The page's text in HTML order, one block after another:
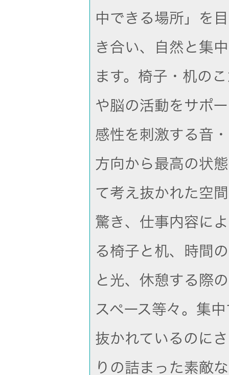
中できる場所」を
き合い、自然と集
ます。椅子・机の
や脳の活動をサポ
感性を刺激する音
方向から最高の状
て考え抜かれた空
驚き、仕事内容に
る椅子と机、時間
と光、休憩する際
スペース等々。集
抜かれているのに
りの詰まった素敵